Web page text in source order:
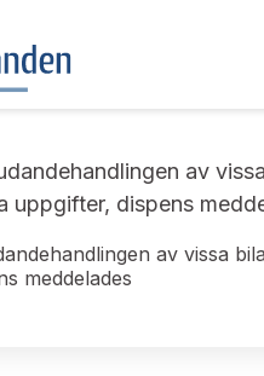
av
uppgifter, dispens
av vissa
meddelades